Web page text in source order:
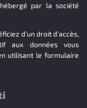
par la société
d’un droit d’accès,
aux données vous
utilisant le formulaire